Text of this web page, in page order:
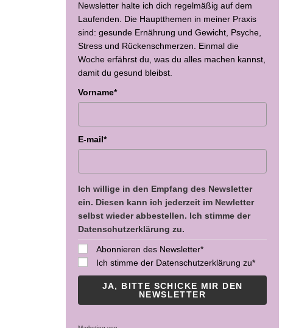
Newsletter halte ich dich regelmäßig auf dem
Laufenden. Die Hauptthemen in meiner Praxis
sind: gesunde Ernährung und Gewicht, Psyche,
Stress und Rückenschmerzen. Einmal die
Woche erfährst du, was du alles machen kannst,
damit du gesund bleibst.
Vorname*
E-mail*
Ich willige in den Empfang des Newsletter
ein. Diesen kann ich jederzeit im Newletter
selbst wieder abbestellen. Ich stimme der
Datenschutzerklärung zu.
Abonnieren des Newsletter*
Ich stimme der Datenschutzerklärung zu*
JA, BITTE SCHICKE MIR DEN
NEWSLETTER